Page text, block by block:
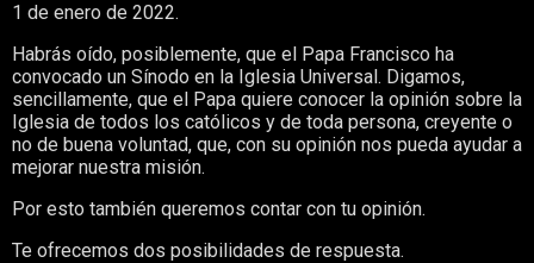
1 de enero de 2022.
Habrás oído, posiblemente, que el Papa Francisco ha
convocado un Sínodo en la Iglesia Universal. Digamos,
sencillamente, que el Papa quiere conocer la opinión sobre la
Iglesia de todos los católicos y de toda persona, creyente o
no de buena voluntad, que, con su opinión nos pueda ayudar a
mejorar nuestra misión.
Por esto también queremos contar con tu opinión.
Te ofrecemos dos posibilidades de respuesta.